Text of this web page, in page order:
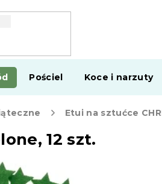
Pościel Koce i narzuty
12 szt.